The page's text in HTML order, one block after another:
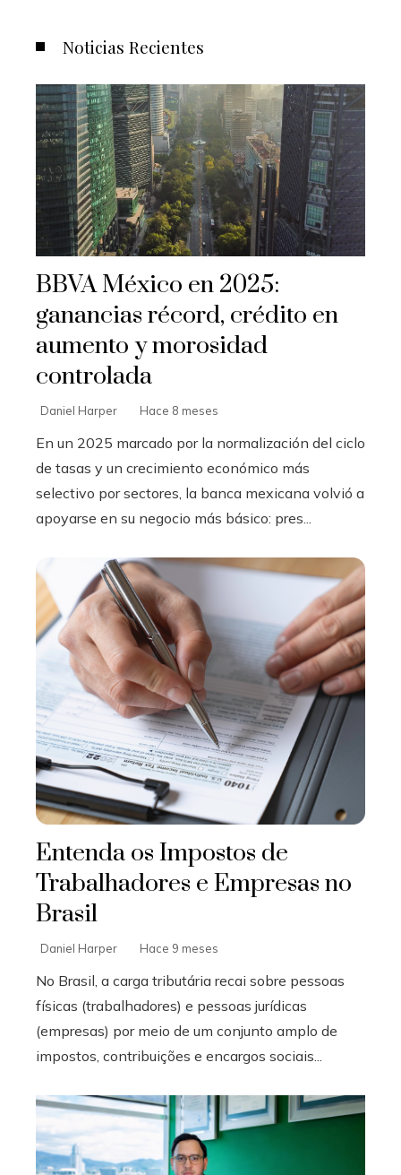
Noticias Recientes
BBVA México en 2025:
ganancias récord, crédito en
aumento y morosidad
controlada
Daniel Harper Hace 8 meses
En un 2025 marcado por la normalización del ciclo
de tasas y un crecimiento económico más
selectivo por sectores, la banca mexicana volvió a
apoyarse en su negocio más básico: pres...
Entenda os Impostos de
Trabalhadores e Empresas no
Brasil
Daniel Harper Hace 9 meses
No Brasil, a carga tributária recai sobre pessoas
físicas (trabalhadores) e pessoas jurídicas
(empresas) por meio de um conjunto amplo de
impostos, contribuições e encargos sociais...